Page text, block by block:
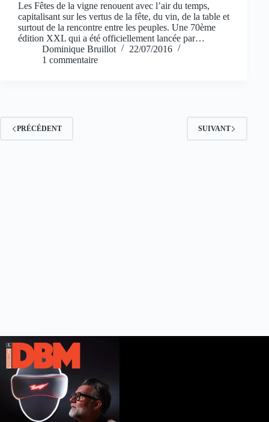
Les Fêtes de la vigne renouent avec l’air du temps,
capitalisant sur les vertus de la fête, du vin, de la table et
surtout de la rencontre entre les peuples. Une 70ème
édition XXL qui a été officiellement lancée par…
Dominique Bruillot
22/07/2016
1 commentaire
PRÉCÉDENT SUIVANT